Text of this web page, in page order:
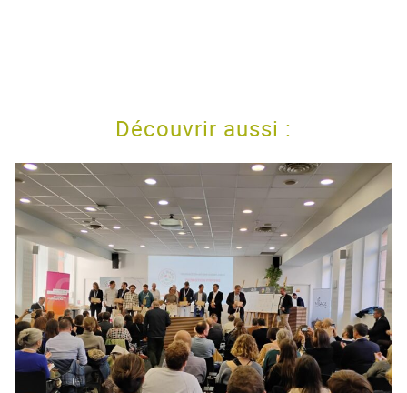
Découvrir aussi :